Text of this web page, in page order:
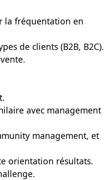
la fréquentation en
de clients (B2B, B2C).
avec management
management, et
orientation résultats.